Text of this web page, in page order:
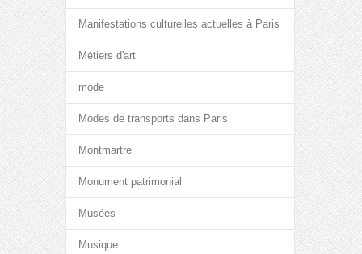
Manifestations culturelles actuelles à Paris
Métiers d'art
mode
Modes de transports dans Paris
Montmartre
Monument patrimonial
Musées
Musique